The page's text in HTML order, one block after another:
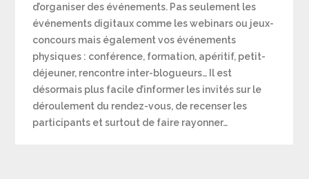
d’organiser des événements. Pas seulement les
événements digitaux comme les webinars ou jeux-
concours mais également vos événements
physiques : conférence, formation, apéritif, petit-
déjeuner, rencontre inter-blogueurs… Il est
désormais plus facile d’informer les invités sur le
déroulement du rendez-vous, de recenser les
participants et surtout de faire rayonner…